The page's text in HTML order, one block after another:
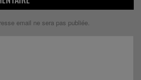
email ne sera pas publiée.